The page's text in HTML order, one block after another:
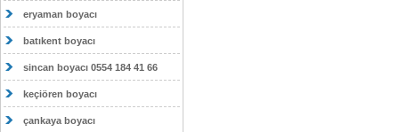
eryaman boyacı
batıkent boyacı
sincan boyacı 0554 184 41 66
keçiören boyacı
çankaya boyacı